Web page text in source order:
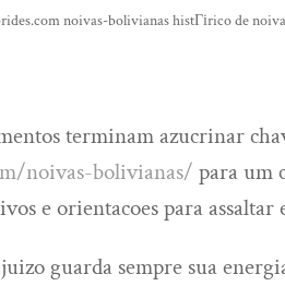
noivas-bolivianas histГіrico de
terminam azucrinar
noivas-bolivianas/ para um
e orientacoes para assaltar
guarda sempre sua